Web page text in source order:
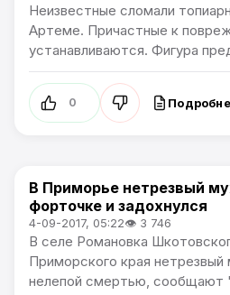
Неизвестные сломали
Артеме. Причастные к
устанавливаются. Фигура
0
Происшествия
В Приморье нетрезвый
форточке и задохнулся
4-09-2017, 05:22👁 3 746
В селе Романовка
Приморского края нетрезвый
нелепой смертью, сообщают